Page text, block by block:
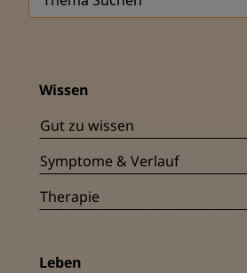
Wissen
Gut zu wissen
Symptome & Verlauf
Therapie
Leben